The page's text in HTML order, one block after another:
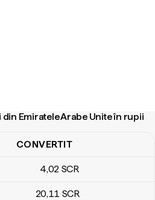
Emiratele Arabe Unite în rupii
Emiratele Arabe Unite în rupii
CONVERTIT
4,02 SCR
20,11 SCR